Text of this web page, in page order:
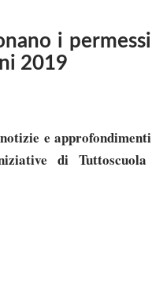
i permessi
2019
e approfondimenti
di Tuttoscuola